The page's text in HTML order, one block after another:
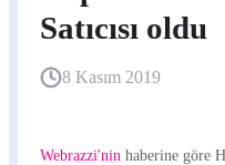
Satıcısı oldu
8 Kasım 2019
Webrazzi'nin haberine göre